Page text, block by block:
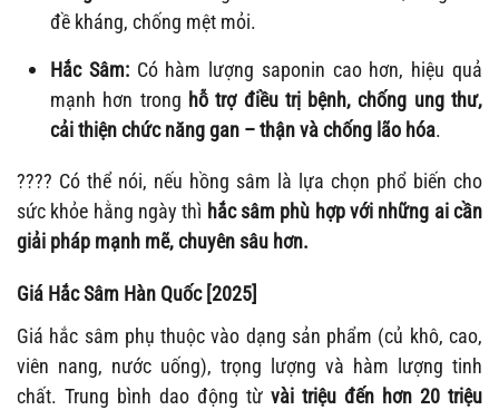
đề kháng, chống mệt mỏi.
Hắc Sâm:Có hàm lượng saponin cao hơn, hiệu quả
mạnh hơn trong hỗ trợ điều trị bệnh, chống ung thư,
cải thiện chức năng gan – thận và chống lão hóa.
???? Có thể nói, nếu hồng sâm là lựa chọn phổ biến cho
sức khỏe hằng ngày thì hắc sâm phù hợp với những ai cần
giải pháp mạnh mẽ, chuyên sâu hơn.
Giá Hắc Sâm Hàn Quốc [2025]
Giá hắc sâm phụ thuộc vào dạng sản phẩm (củ khô, cao,
viên nang, nước uống), trọng lượng và hàm lượng tinh
chất. Trung bình dao động từ vài triệu đến hơn 20 triệu